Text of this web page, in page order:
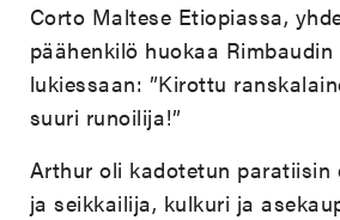
Corto Maltese Etiopiassa,
päähenkilö huokaa
lukiessaan: ”Kirottu
suuri runoilija!”
Arthur oli kadotetun paratiisin
ja seikkailija, kulkuri ja